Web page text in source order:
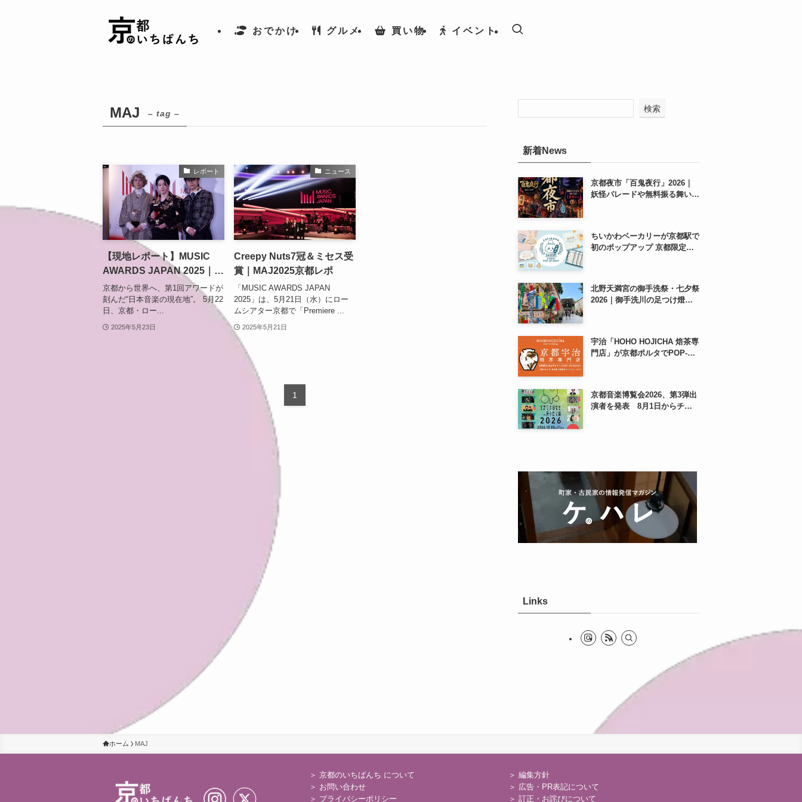
おでかけ グルメ 買い物 イベント
MAJ – tag –
レポート
【現地レポート】MUSIC
AWARDS JAPAN 2025｜
Mrs. GREEN APPLEが最優
秀アーティスト賞を受賞！
Creepy Nutsは9冠の快挙
京都から世界へ、第1回アワードが
刻んだ“日本音楽の現在地”。 5月22
日、京都・ロー...
2025年5月23日
ニュース
Creepy Nuts7冠＆ミセス受
賞｜MAJ2025京都レポ
「MUSIC AWARDS JAPAN
2025」は、5月21日（水）にロー
ムシアター京都で「Premiere ...
2025年5月21日
1
検索
新着News
京都夜市「百鬼夜行」2026｜
妖怪パレードや無料振る舞いを
ちいかわベーカリーが京都駅で
初のポップアップ 京都限定
北野天満宮の御手洗祭・七夕祭
2026｜御手洗川の足つけ燈明
宇治「HOHO HOJICHA 焙茶専
門店」が京都ポルタでPOP-
京都音楽博覧会2026、第3弾出
演者を発表 8月1日からチケ
Links
ホーム MAJ
＞ 京都のいちばんち について
＞ お問い合わせ
＞ プライバシーポリシー
＞ 編集方針
＞ 広告・PR表記について
＞ 訂正・お詫びについて